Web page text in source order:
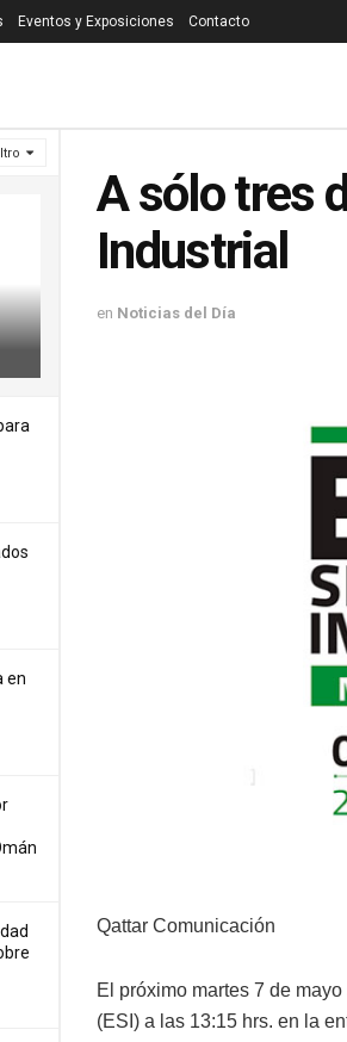
en
Eventos y Exposiciones Contacto
A sólo tres
Industrial
en Noticias del Día
Qattar Comunicación
El próximo martes 7 de
(ESI) a las 13:15 hrs. en la